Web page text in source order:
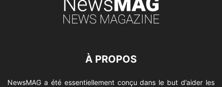
À PROPOS
NewsMAG a été essentiellement conçu dans le but d’aider les